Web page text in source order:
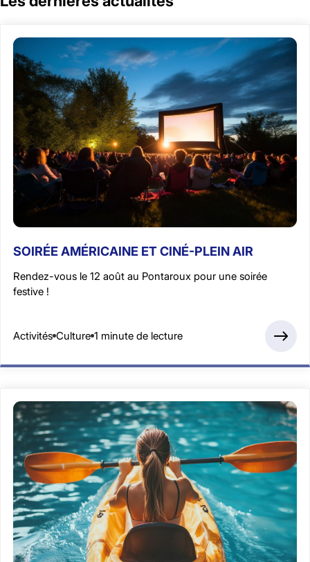
SOIRÉE AMÉRICAINE ET CINÉ-PLEIN AIR
Rendez-vous le 12 août au Pontaroux pour une soirée
festive !
Activités Culture 1 minute de lecture